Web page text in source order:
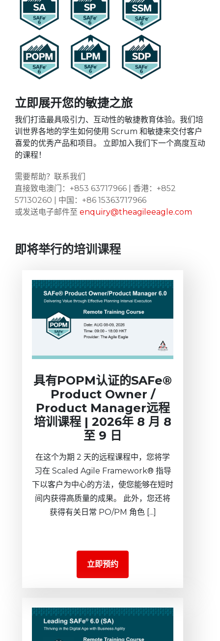
立即展开您的敏捷之旅
我们打造最具吸引力、互动性的敏捷教育体验。我们培
训世界各地的学生如何使用 Scrum 和敏捷来交付客户
喜爱的优秀产品和项目。 立即加入我们下一个高度互动
的课程！
需要帮助？联系我们
直接致电澳门：+853 63717966 | 香港：+852
57130260 | 中国：+86 15363717966
或发送电子邮件至 enquiry@theagileeagle.com
即将举行的培训课程
具有POPM认证的SAFe®
Product Owner /
Product Manager远程
培训课程 | 2026年 8 月 8
至 9 日
在这个为期 2 天的远程课程中，您将学
习在 Scaled Agile Framework® 指导
下以客户为中心的方法，使您能够在短时
间内获得高质量的成果。 此外，您还将
获得有关日常 PO/PM 角色 [...]
立即预约